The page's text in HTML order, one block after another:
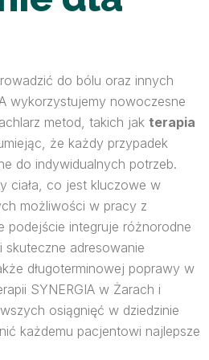
do bólu oraz innych
wykorzystujemy nowoczesne
metod, takich jak terapia
że każdy przypadek
do indywidualnych potrzeb.
ciała, co jest kluczowe w
możliwości w pracy z
podejście integruje różnorodne
adresowanie
długoterminowej poprawy w
SYNERGIA w Żarach i
osiągnięć w dziedzinie
każdemu pacjentowi najlepsze